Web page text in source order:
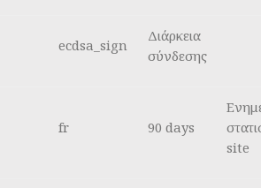
ecdsa_sign
Διάρκεια
σύνδεσης
fr 90 days
site